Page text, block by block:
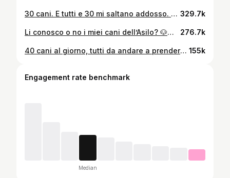
30 cani. E tutti e 30 mi saltano addosso. 🐕💥 Ogni mattina inizia così: facce assonnate, code impazzite, salti di gioia. Qualcuno non sta nella pelle (ciao Ettore 👋), qualcuno fa finta di niente… ma poi si fionda sul BauBus. 💬 Il vostro cane come reagirebbe se arrivassi a prenderlo per portarlo all’asilo? Ma soprattutto, anche i vostri colleghi vi accolgono così a lavoro? . . . #povdogsitter #presaacasa #asilopercani 329.7k
Li conosco o no i miei cani dell’Asilo? 🐶💖 Che siano questioni di pipì, posti preferiti sul Baubus, oppure saluti in ascensore, ci piace la nostra routine! 🌞 💬 Anche il vostro cane vi accoglie così quando vi vede? . . . #buongiornobranco #bauBus #vitadabranco 276.7k
40 cani al giorno, tutti da andare a prendere, e la regola è: OGNI CANE HA LA SUA ROUTINE ASSURDA. 😂 🐾 C’è chi sorride felice alla telecamera in ascensore (un vero professionista!), chi deve controllare prima di uscire dal portone, chi vuole le coccole in un modo e chi in un altro…riescono a rendere ogni salita in ascensore un evento. Adoro queste loro piccole follie! ❤️ 💬 Il vostro cane è un tipo da ascensore rilassato o da ispezione totale? Ditemelo qui sotto! 👇 ➡️ Segui e unisciti al giro di follie quotidiane! 🚌 . . . #povdogsitter #asilopercani #vitadacani🐶❤️ 155k
Engagement rate benchmark
Median